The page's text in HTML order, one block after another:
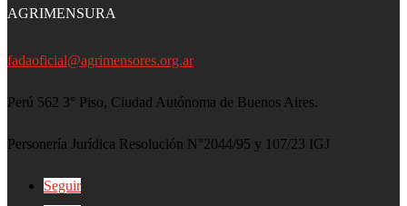
AGRIMENSURA
fadaoficial@agrimensores.org.ar
Perú 562 3° Piso, Ciudad Autónoma de Buenos Aires.
Personería Jurídica Resolución N°2044/95 y 107/23 IGJ
Seguir